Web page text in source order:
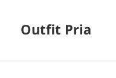
Outfit Pria